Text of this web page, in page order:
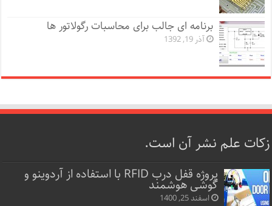
برنامه ای جالب برای محاسبات رگولاتور ها
آذر 19, 1392
زکات علم نشر آن است.
پروژه قفل‌ درب RFID با استفاده از آردوینو و
گوشی هوشمند
اسفند 25, 1400